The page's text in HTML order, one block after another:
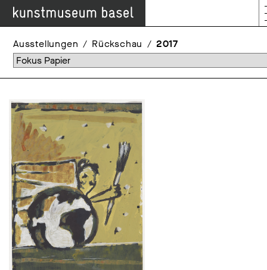
Ausstellungen Rückschau 2017